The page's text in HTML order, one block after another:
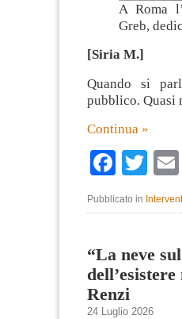
A Roma
Greb,
[Siria M.]
Quando si
pubblico. Quasi
Continua »
Pubblicato in
“La neve
Renzi
24 Luglio 2026